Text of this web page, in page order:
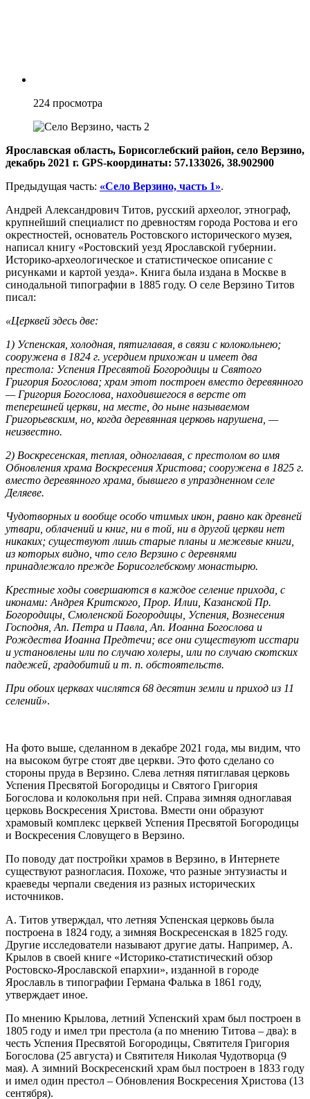
224 просмотра
Ярославская область, Борисоглебский район, село Верзино,
декабрь 2021 г. GPS-координаты: 57.133026, 38.902900
Предыдущая часть: «Село Верзино, часть 1».
Андрей Александрович Титов, русский археолог, этнограф,
крупнейший специалист по древностям города Ростова и его
окрестностей, основатель Ростовского исторического музея,
написал книгу «Ростовский уезд Ярославской губернии.
Историко-археологическое и статистическое описание с
рисунками и картой уезда». Книга была издана в Москве в
синодальной типографии в 1885 году. О селе Верзино Титов
писал:
«Церквей здесь две:
1) Успенская, холодная, пятиглавая, в связи с колокольнею;
сооружена в 1824 г. усердием прихожан и имеет два
престола: Успения Пресвятой Богородицы и Святого
Григория Богослова; храм этот построен вместо деревянного
— Григория Богослова, находившегося в версте от
теперешней церкви, на месте, до ныне называемом
Григорьевским, но, когда деревянная церковь нарушена, —
неизвестно.
2) Воскресенская, теплая, одноглавая, с престолом во имя
Обновления храма Воскресения Христова; сооружена в 1825 г.
вместо деревянного храма, бывшего в упраздненном селе
Деляеве.
Чудотворных и вообще особо чтимых икон, равно как древней
утвари, облачений и книг, ни в той, ни в другой церкви нет
никаких; существуют лишь старые планы и межевые книги,
из которых видно, что село Верзино с деревнями
принадлежало прежде Борисоглебскому монастырю.
Крестные ходы совершаются в каждое селение прихода, с
иконами: Андрея Критского, Прор. Илии, Казанской Пр.
Богородицы, Смоленской Богородицы, Успения, Вознесения
Господня, Ап. Петра и Павла, Ап. Иоанна Богослова и
Рождества Иоанна Предтечи; все они существуют исстари
и установлены или по случаю холеры, или по случаю скотских
падежей, градобитий и т. п. обстоятельств.
При обоих церквах числятся 68 десятин земли и приход из 11
селений».
На фото выше, сделанном в декабре 2021 года, мы видим, что
на высоком бугре стоят две церкви. Это фото сделано со
стороны пруда в Верзино. Слева летняя пятиглавая церковь
Успения Пресвятой Богородицы и Святого Григория
Богослова и колокольня при ней. Справа зимняя одноглавая
церковь Воскресения Христова. Вмести они образуют
храмовый комплекс церквей Успения Пресвятой Богородицы
и Воскресения Словущего в Верзино.
По поводу дат постройки храмов в Верзино, в Интернете
существуют разногласия. Похоже, что разные энтузиасты и
краеведы черпали сведения из разных исторических
источников.
А. Титов утверждал, что летняя Успенская церковь была
построена в 1824 году, а зимняя Воскресенская в 1825 году.
Другие исследователи называют другие даты. Например, А.
Крылов в своей книге «Историко-статистический обзор
Ростовско-Ярославской епархии», изданной в городе
Ярославль в типографии Германа Фалька в 1861 году,
утверждает иное.
По мнению Крылова, летний Успенский храм был построен в
1805 году и имел три престола (а по мнению Титова – два): в
честь Успения Пресвятой Богородицы, Святителя Григория
Богослова (25 августа) и Святителя Николая Чудотворца (9
мая). А зимний Воскресенский храм был построен в 1833 году
и имел один престол – Обновления Воскресения Христова (13
сентября).